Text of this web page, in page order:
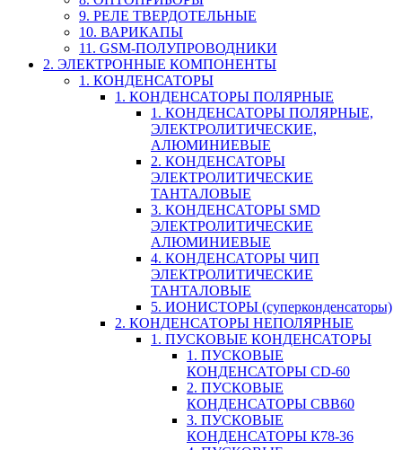
9. РЕЛЕ ТВЕРДОТЕЛЬНЫЕ
10. ВАРИКАПЫ
11. GSM-ПОЛУПРОВОДНИКИ
2. ЭЛЕКТРОННЫЕ КОМПОНЕНТЫ
1. КОНДЕНСАТОРЫ
1. КОНДЕНСАТОРЫ ПОЛЯРНЫЕ
1. КОНДЕНСАТОРЫ ПОЛЯРНЫЕ,
ЭЛЕКТРОЛИТИЧЕСКИЕ,
АЛЮМИНИЕВЫЕ
2. КОНДЕНСАТОРЫ
ЭЛЕКТРОЛИТИЧЕСКИЕ
ТАНТАЛОВЫЕ
3. КОНДЕНСАТОРЫ SMD
ЭЛЕКТРОЛИТИЧЕСКИЕ
АЛЮМИНИЕВЫЕ
4. КОНДЕНСАТОРЫ ЧИП
ЭЛЕКТРОЛИТИЧЕСКИЕ
ТАНТАЛОВЫЕ
5. ИОНИСТОРЫ (суперконденсаторы)
2. КОНДЕНСАТОРЫ НЕПОЛЯРНЫЕ
1. ПУСКОВЫЕ КОНДЕНСАТОРЫ
1. ПУСКОВЫЕ
КОНДЕНСАТОРЫ CD-60
2. ПУСКОВЫЕ
КОНДЕНСАТОРЫ CBB60
3. ПУСКОВЫЕ
КОНДЕНСАТОРЫ К78-36